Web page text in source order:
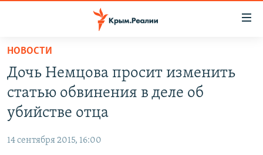
Вернуться
основному
содержанию
Вернутся
главной
навигации
СПЕЦПРОЕКТЫ
ГРУЗ 200
11 ЛЕТ ОККУПАЦИИ КРЫМА. 11 ИСТОРИЙ СОПРОТИВЛЕНИЯ
ВОДА
ЕЩЕ
НОВОСТИ
Дочь Немцова просит изменить
статью обвинения в деле об
убийстве отца
14 сентября 2015, 16:00